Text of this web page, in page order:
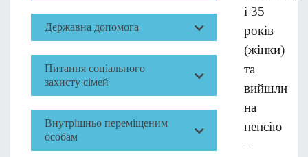
Державна допомога
Питання соціального
захисту сімей
Внутрішньо переміщеним
особам
і 35
років
(жінки)
та
вийшли
на
пенсію
–